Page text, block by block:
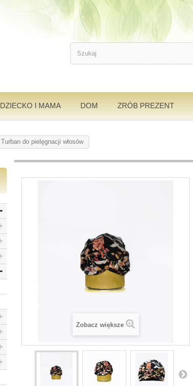
DZIECKO I MAMA DOM ZRÓB PREZENT
Turban do pielęgnacji włosów
Zobacz większe